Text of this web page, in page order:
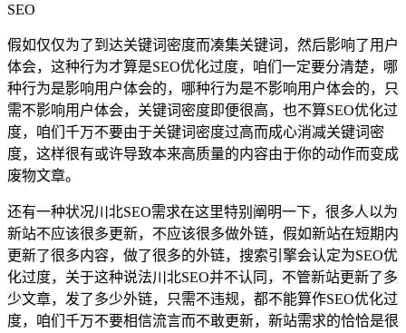
SEO
假如仅仅为了到达关键词密度而凑集关键词，然后影响了用户
体会，这种行为才算是SEO优化过度，咱们一定要分清楚，哪
种行为是影响用户体会的，哪种行为是不影响用户体会的，只
需不影响用户体会，关键词密度即便很高，也不算SEO优化过
度，咱们千万不要由于关键词密度过高而成心消减关键词密
度，这样很有或许导致本来高质量的内容由于你的动作而变成
废物文章。
还有一种状况川北SEO需求在这里特别阐明一下，很多人以为
新站不应该很多更新，不应该很多做外链，假如新站在短期内
更新了很多内容，做了很多的外链，搜索引擎会认定为SEO优
化过度，关于这种说法川北SEO并不认同，不管新站更新了多
少文章，发了多少外链，只需不违规，都不能算作SEO优化过
度，咱们千万不要相信流言而不敢更新，新站需求的恰恰是很